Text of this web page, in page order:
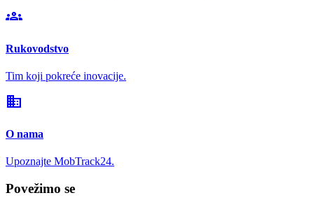
groups
Rukovodstvo
Tim koji pokreće inovacije.
domain
O nama
Upoznajte MobTrack24.
Povežimo se